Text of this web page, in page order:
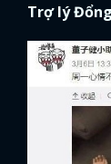
Trợ lý